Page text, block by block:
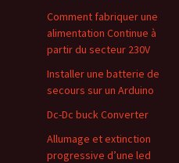
Comment fabriquer une
alimentation Continue à
partir du secteur 230V
Installer une batterie de
secours sur un Arduino
Dc-Dc buck Converter
Allumage et extinction
progressive d’une led